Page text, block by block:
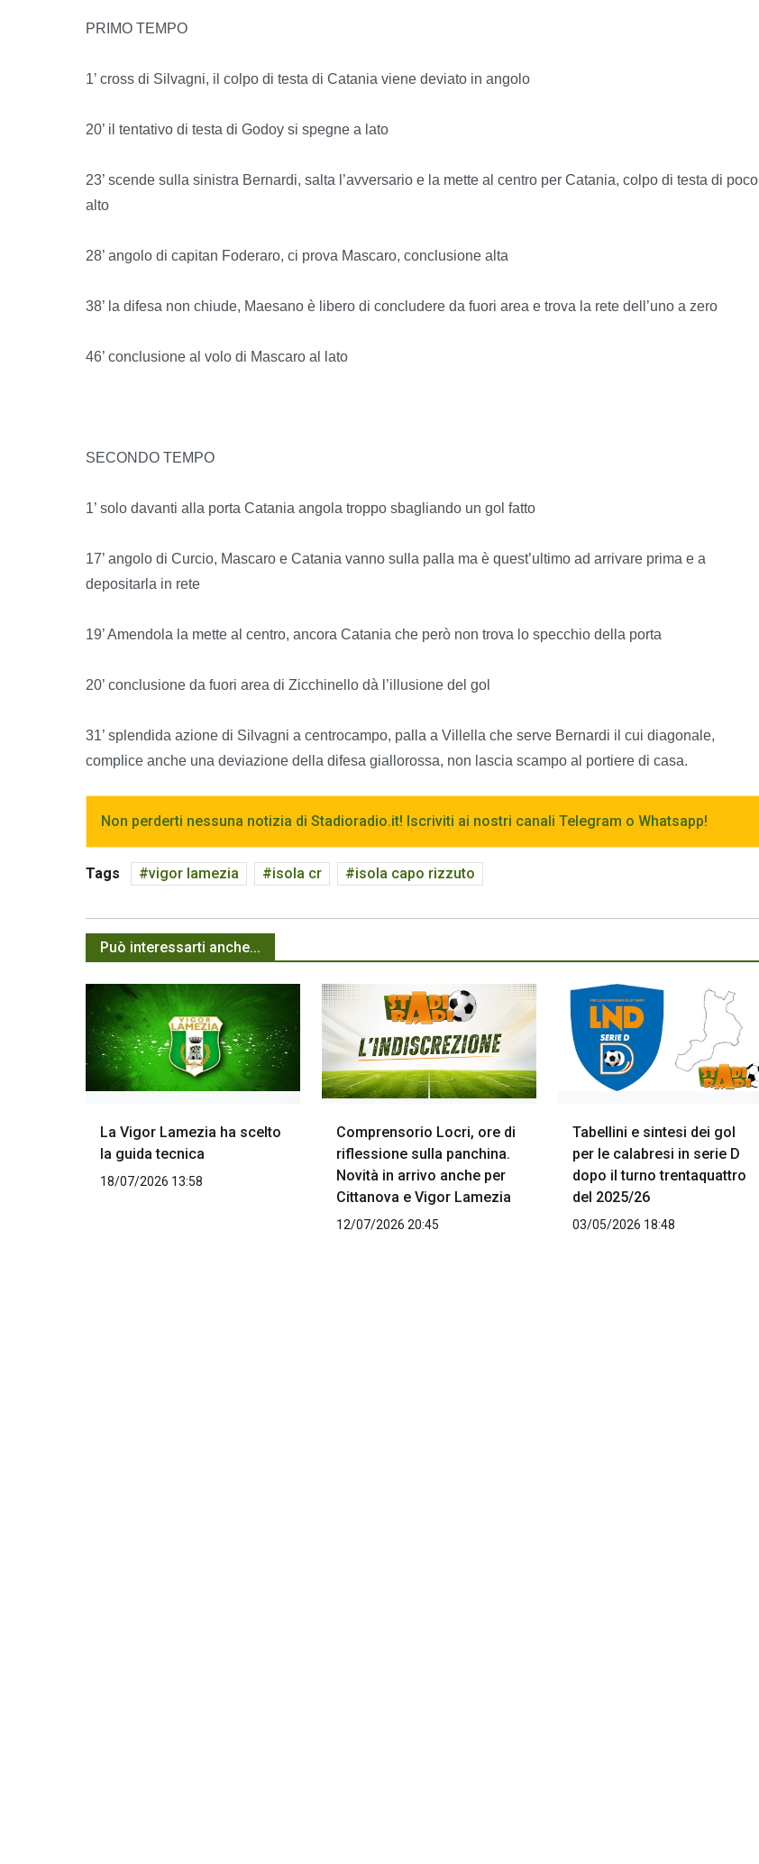
PRIMO TEMPO
1’ cross di Silvagni, il colpo di testa di Catania viene deviato in angolo
20’ il tentativo di testa di Godoy si spegne a lato
23’ scende sulla sinistra Bernardi, salta l’avversario e la mette al centro per Catania, colpo di testa di poco
alto
28’ angolo di capitan Foderaro, ci prova Mascaro, conclusione alta
38’ la difesa non chiude, Maesano è libero di concludere da fuori area e trova la rete dell’uno a zero
46’ conclusione al volo di Mascaro al lato
SECONDO TEMPO
1’ solo davanti alla porta Catania angola troppo sbagliando un gol fatto
17’ angolo di Curcio, Mascaro e Catania vanno sulla palla ma è quest’ultimo ad arrivare prima e a
depositarla in rete
19’ Amendola la mette al centro, ancora Catania che però non trova lo specchio della porta
20’ conclusione da fuori area di Zicchinello dà l’illusione del gol
31’ splendida azione di Silvagni a centrocampo, palla a Villella che serve Bernardi il cui diagonale,
complice anche una deviazione della difesa giallorossa, non lascia scampo al portiere di casa.
Non perderti nessuna notizia di Stadioradio.it! Iscriviti ai nostri canali Telegram o Whatsapp!
Tags vigor lamezia isola cr isola capo rizzuto
Può interessarti anche...
La Vigor Lamezia ha scelto
la guida tecnica
18/07/2026 13:58
Comprensorio Locri, ore di
riflessione sulla panchina.
Novità in arrivo anche per
Cittanova e Vigor Lamezia
12/07/2026 20:45
Tabellini e sintesi dei gol
per le calabresi in serie D
dopo il turno trentaquattro
del 2025/26
03/05/2026 18:48